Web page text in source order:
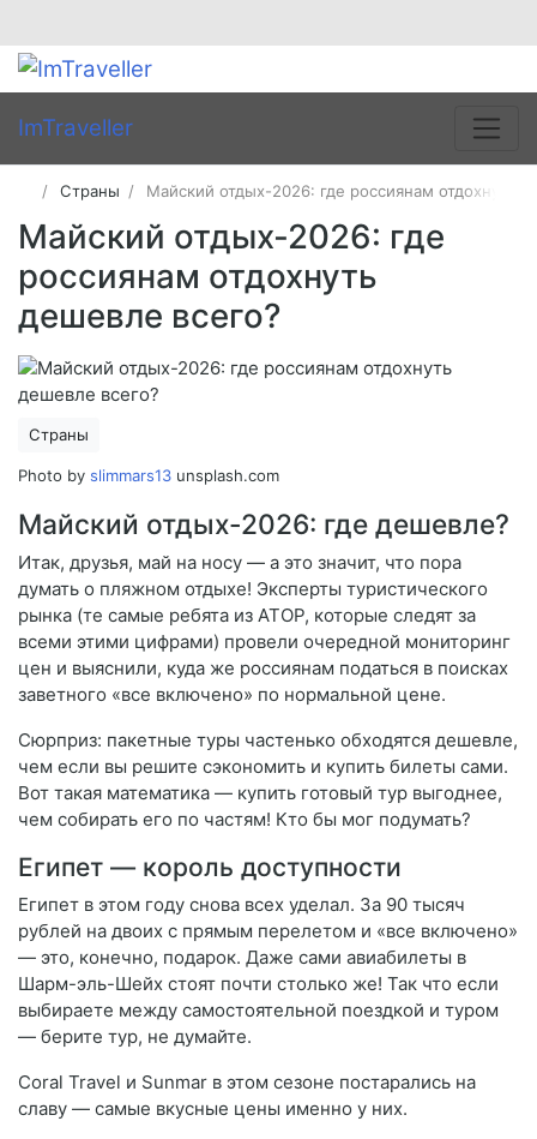
ImTraveller
Страны Майский отдых-2026: где россиянам отдохнуть
Майский отдых-2026: где
россиянам отдохнуть
дешевле всего?
Страны
Photo by slimmars13 unsplash.com
Майский отдых-2026: где дешевле?
Итак, друзья, май на носу — а это значит, что пора
думать о пляжном отдыхе! Эксперты туристического
рынка (те самые ребята из АТОР, которые следят за
всеми этими цифрами) провели очередной мониторинг
цен и выяснили, куда же россиянам податься в поисках
заветного «все включено» по нормальной цене.
Сюрприз: пакетные туры частенько обходятся дешевле,
чем если вы решите сэкономить и купить билеты сами.
Вот такая математика — купить готовый тур выгоднее,
чем собирать его по частям! Кто бы мог подумать?
Египет — король доступности
Египет в этом году снова всех уделал. За 90 тысяч
рублей на двоих с прямым перелетом и «все включено»
— это, конечно, подарок. Даже сами авиабилеты в
Шарм-эль-Шейх стоят почти столько же! Так что если
выбираете между самостоятельной поездкой и туром
— берите тур, не думайте.
Coral Travel и Sunmar в этом сезоне постарались на
славу — самые вкусные цены именно у них.